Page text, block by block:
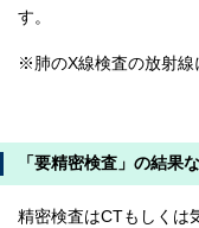
す。
※肺のX線検査の放射線
「要精密検査」の結果
精密検査はCTもしくは